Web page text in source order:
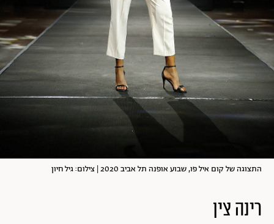
התצוגה של קום איל פו, שבוע אופנה תל אביב 2020 | צילום: גיל חיון
רינה צין